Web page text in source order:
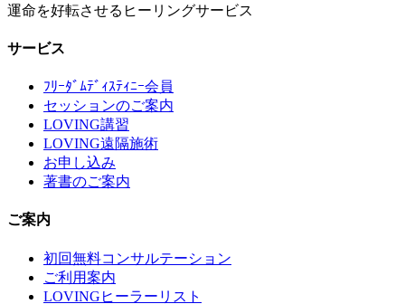
運命を好転させるヒーリングサービス
サービス
ﾌﾘｰﾀﾞﾑﾃﾞｨｽﾃｨﾆｰ会員
セッションのご案内
LOVING講習
LOVING遠隔施術
お申し込み
著書のご案内
ご案内
初回無料コンサルテーション
ご利用案内
LOVINGヒーラーリスト